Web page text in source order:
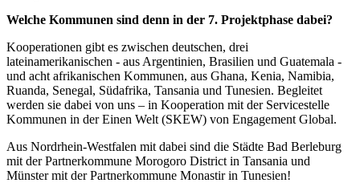
Welche Kommunen sind denn in der 7. Projektphase dabei?
Kooperationen gibt es zwischen deutschen, drei
lateinamerikanischen - aus Argentinien, Brasilien und Guatemala -
und acht afrikanischen Kommunen, aus Ghana, Kenia, Namibia,
Ruanda, Senegal, Südafrika, Tansania und Tunesien. Begleitet
werden sie dabei von uns – in Kooperation mit der Servicestelle
Kommunen in der Einen Welt (SKEW) von Engagement Global.
Aus Nordrhein-Westfalen mit dabei sind die Städte Bad Berleburg
mit der Partnerkommune Morogoro District in Tansania und
Münster mit der Partnerkommune Monastir in Tunesien!